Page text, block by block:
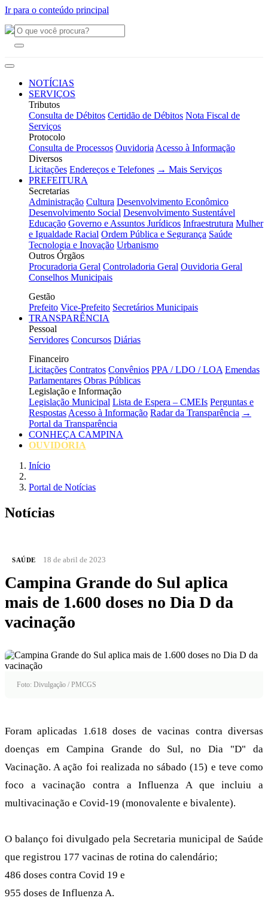
Ir para o conteúdo principal
NOTÍCIAS
SERVIÇOS
Tributos
Consulta de Débitos Certidão de Débitos Nota Fiscal de
Serviços
Protocolo
Consulta de Processos Ouvidoria Acesso à Informação
Diversos
Licitações Endereços e Telefones → Mais Serviços
PREFEITURA
Secretarias
Administração Cultura Desenvolvimento Econômico
Desenvolvimento Social Desenvolvimento Sustentável
Educação Governo e Assuntos Jurídicos Infraestrutura Mulher
e Igualdade Racial Ordem Pública e Segurança Saúde
Tecnologia e Inovação Urbanismo
Outros Órgãos
Procuradoria Geral Controladoria Geral Ouvidoria Geral
Conselhos Municipais
Gestão
Prefeito Vice-Prefeito Secretários Municipais
TRANSPARÊNCIA
Pessoal
Servidores Concursos Diárias
Financeiro
Licitações Contratos Convênios PPA / LDO / LOA Emendas
Parlamentares Obras Públicas
Legislação e Informação
Legislação Municipal Lista de Espera – CMEIs Perguntas e
Respostas Acesso à Informação Radar da Transparência →
Portal da Transparência
CONHEÇA CAMPINA
OUVIDORIA
Início
Portal de Notícias
Notícias
SAÚDE 18 de abril de 2023
Campina Grande do Sul aplica
mais de 1.600 doses no Dia D da
vacinação
Foto: Divulgação / PMCGS
Foram aplicadas 1.618 doses de vacinas contra diversas
doenças em Campina Grande do Sul, no Dia "D" da
Vacinação. A ação foi realizada no sábado (15) e teve como
foco a vacinação contra a Influenza A que incluiu a
multivacinação e Covid-19 (monovalente e bivalente).
O balanço foi divulgado pela Secretaria municipal de Saúde
que registrou 177 vacinas de rotina do calendário;
486 doses contra Covid 19 e
955 doses de Influenza A.